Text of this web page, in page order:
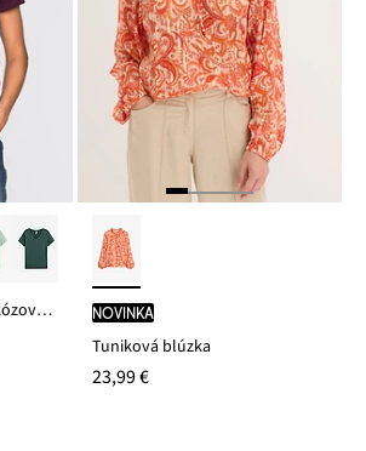
Tričko z bavlneného viskózového mixu novinka
Tuniková blúzka
23,99 €